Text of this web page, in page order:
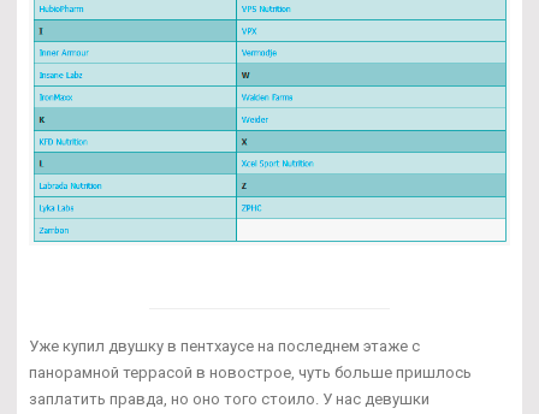
Уже купил двушку в пентхаусе на последнем этаже с
панорамной террасой в новострое, чуть больше пришлось
заплатить правда, но оно того стоило. У нас девушки